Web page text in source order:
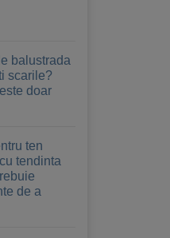
balustrada
scarile?
doar
ten
tendinta
de a